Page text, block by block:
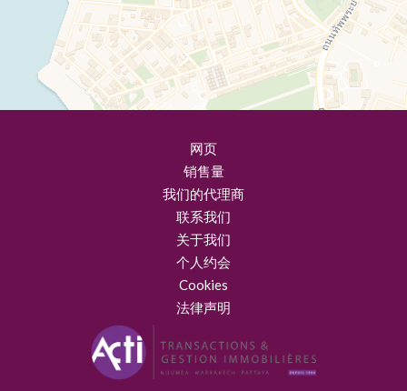
网页
销售量
我们的代理商
联系我们
关于我们
个人约会
Cookies
法律声明